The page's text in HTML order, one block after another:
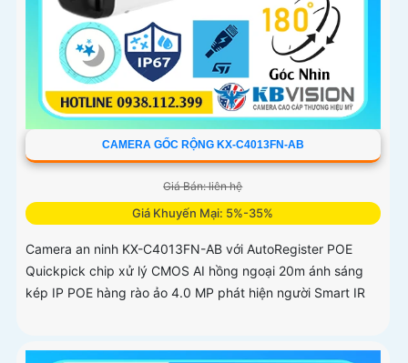
CAMERA GỐC RỘNG KX-C4013FN-AB
Giá Bán: liên hệ
Giá Khuyến Mại: 5%-35%
Camera an ninh KX-C4013FN-AB với AutoRegister POE
Quickpick chip xử lý CMOS AI hồng ngoại 20m ánh sáng
kép IP POE hàng rào ảo 4.0 MP phát hiện người Smart IR